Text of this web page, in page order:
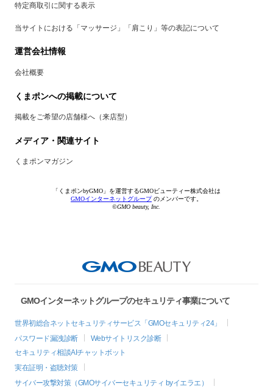
特定商取引に関する表示
当サイトにおける「マッサージ」「肩こり」等の表記について
運営会社情報
会社概要
くまポンへの掲載について
掲載をご希望の店舗様へ（来店型）
メディア・関連サイト
くまポンマガジン
「くまポンbyGMO」を運営するGMOビューティー株式会社は
GMOインターネットグループのメンバーです。
©GMO beauty, Inc.
GMOインターネットグループのセキュリティ事業について
世界初総合ネットセキュリティサービス「GMOセキュリティ24」
パスワード漏洩診断
Webサイトリスク診断
セキュリティ相談AIチャットボット
実在証明・盗聴対策
サイバー攻撃対策（GMOサイバーセキュリティ byイエラエ）